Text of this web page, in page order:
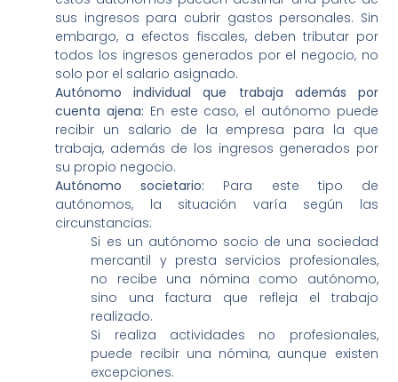
sus ingresos para cubrir gastos personales. Sin
embargo, a efectos fiscales, deben tributar por
todos los ingresos generados por el negocio, no
solo por el salario asignado.
Autónomo individual que trabaja además por
cuenta ajena: En este caso, el autónomo puede
recibir un salario de la empresa para la que
trabaja, además de los ingresos generados por
su propio negocio.
Autónomo societario: Para este tipo de
autónomos, la situación varía según las
circunstancias:
Si es un autónomo socio de una sociedad
mercantil y presta servicios profesionales,
no recibe una nómina como autónomo,
sino una factura que refleja el trabajo
realizado.
Si realiza actividades no profesionales,
puede recibir una nómina, aunque existen
excepciones.